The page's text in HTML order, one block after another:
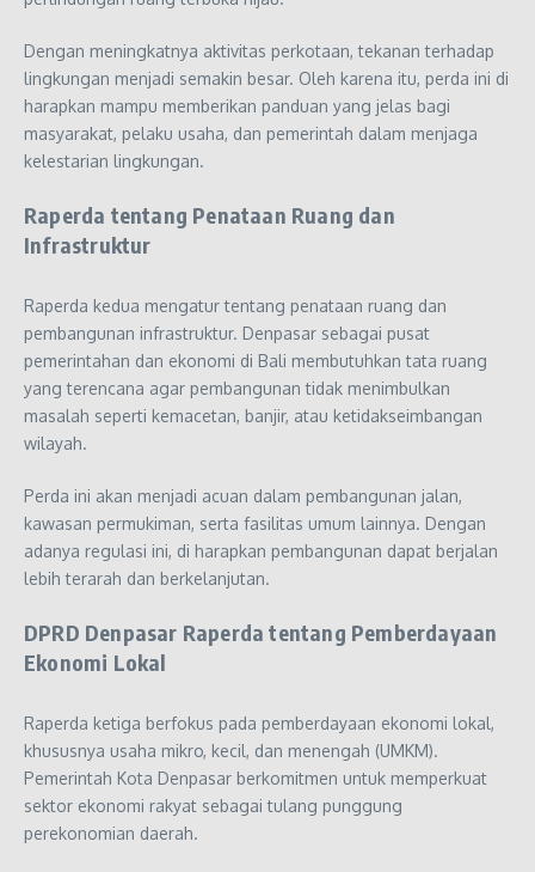
Dengan meningkatnya aktivitas perkotaan, tekanan terhadap
lingkungan menjadi semakin besar. Oleh karena itu, perda ini di
harapkan mampu memberikan panduan yang jelas bagi
masyarakat, pelaku usaha, dan pemerintah dalam menjaga
kelestarian lingkungan.
Raperda tentang Penataan Ruang dan
Infrastruktur
Raperda kedua mengatur tentang penataan ruang dan
pembangunan infrastruktur. Denpasar sebagai pusat
pemerintahan dan ekonomi di Bali membutuhkan tata ruang
yang terencana agar pembangunan tidak menimbulkan
masalah seperti kemacetan, banjir, atau ketidakseimbangan
wilayah.
Perda ini akan menjadi acuan dalam pembangunan jalan,
kawasan permukiman, serta fasilitas umum lainnya. Dengan
adanya regulasi ini, di harapkan pembangunan dapat berjalan
lebih terarah dan berkelanjutan.
DPRD Denpasar Raperda tentang Pemberdayaan
Ekonomi Lokal
Raperda ketiga berfokus pada pemberdayaan ekonomi lokal,
khususnya usaha mikro, kecil, dan menengah (UMKM).
Pemerintah Kota Denpasar berkomitmen untuk memperkuat
sektor ekonomi rakyat sebagai tulang punggung
perekonomian daerah.